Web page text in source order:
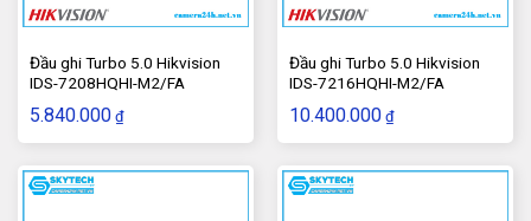
Màu trắng
Bằng hợp kim nhôm
Đầu ghi Turbo 5.0 Hikvision
IDS-7208HQHI-M2/FA
5.840.000 ₫
Đầu ghi Turbo 5.0 Hikvision
IDS-7216HQHI-M2/FA
10.400.000 ₫